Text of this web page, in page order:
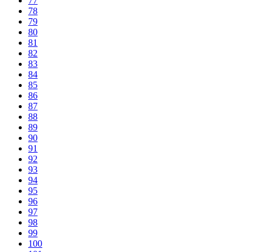
78
79
80
81
82
83
84
85
86
87
88
89
90
91
92
93
94
95
96
97
98
99
100